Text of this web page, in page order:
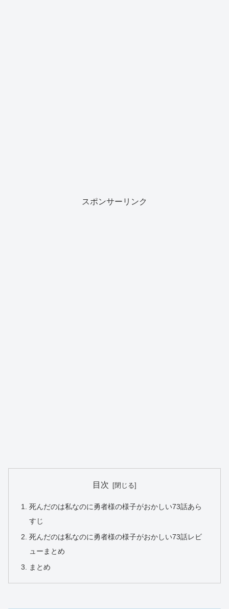
スポンサーリンク
目次
死んだのは私なのに勇者様の様子がおかしい73話あら
すじ
死んだのは私なのに勇者様の様子がおかしい73話レビ
ューまとめ
まとめ